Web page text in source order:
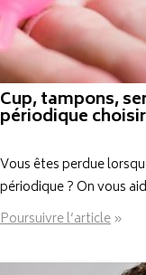
Cup, tampons,
périodique
Vous êtes perdue
périodique ? On vous
Poursuivre l’article»